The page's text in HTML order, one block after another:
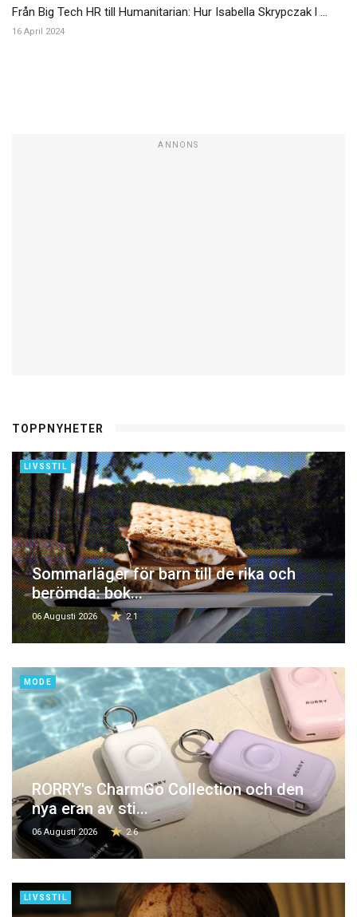
Från Big Tech HR till Humanitarian: Hur Isabella Skrypczak l ...
16 April 2024
ANNONS
TOPPNYHETER
LIVSSTIL
Sommarläger för barn till de rika och
berömda: bok...
06 Augusti 2026 2.1
MODE
RORRY's CharmGo Collection och den
nya eran av sti...
06 Augusti 2026 2.6
LIVSSTIL